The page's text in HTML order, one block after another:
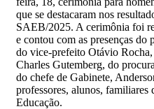
que se destacaram nos
SAEB/2025. A cerimônia foi
e contou com as presenças
do vice-prefeito Otávio
Charles Gutemberg, do
do chefe de Gabinete,
professores, alunos, familiares
Educação.